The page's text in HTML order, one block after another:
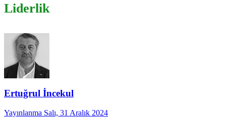
Liderlik
Ertuğrul İncekul
Yayınlanma Salı, 31 Aralık 2024